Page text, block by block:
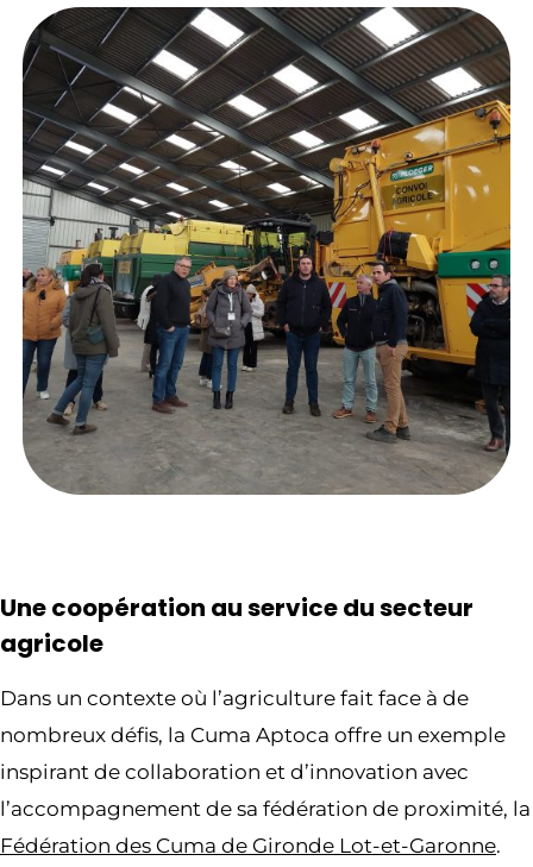
Une coopération au service du secteur
agricole
Dans un contexte où l’agriculture fait face à de
nombreux défis, la Cuma Aptoca offre un exemple
inspirant de collaboration et d’innovation avec
l’accompagnement de sa fédération de proximité, la
Fédération des Cuma de Gironde Lot-et-Garonne.